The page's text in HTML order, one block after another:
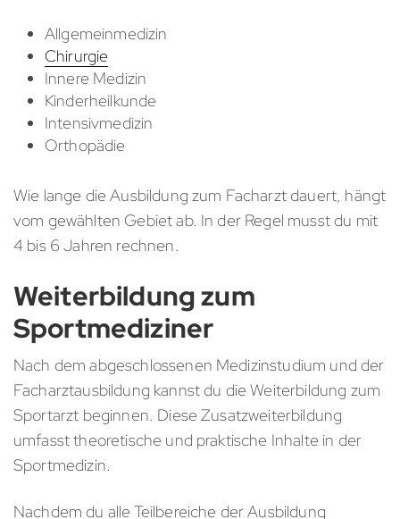
Allgemeinmedizin
Chirurgie
Innere Medizin
Kinderheilkunde
Intensivmedizin
Orthopädie
Wie lange die Ausbildung zum Facharzt dauert, hängt
vom gewählten Gebiet ab. In der Regel musst du mit
4 bis 6 Jahren rechnen.
Weiterbildung zum
Sportmediziner
Nach dem abgeschlossenen Medizinstudium und der
Facharztausbildung kannst du die Weiterbildung zum
Sportarzt beginnen. Diese Zusatzweiterbildung
umfasst theoretische und praktische Inhalte in der
Sportmedizin.
Nachdem du alle Teilbereiche der Ausbildung